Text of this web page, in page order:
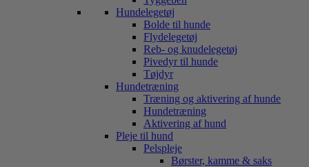
Hundelegetøj
Bolde til hunde
Flydelegetøj
Reb- og knudelegetøj
Pivedyr til hunde
Tøjdyr
Hundetræning
Træning og aktivering af hunde
Hundetræning
Aktivering af hund
Pleje til hund
Pelspleje
Børster, kamme & saks